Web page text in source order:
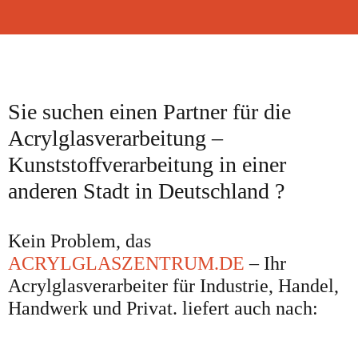
Sie suchen einen Partner für die
Acrylglasverarbeitung –
Kunststoffverarbeitung in einer
anderen Stadt in Deutschland ?
Kein Problem, das
ACRYLGLASZENTRUM.DE – Ihr
Acrylglasverarbeiter für Industrie, Handel,
Handwerk und Privat. liefert auch nach: